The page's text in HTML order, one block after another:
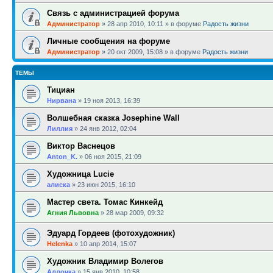
Связь с администрацией форума
Администратор » 28 апр 2010, 10:11 » в форуме Радость жизни
Личные сообщения на форуме
Администратор » 20 окт 2009, 15:08 » в форуме Радость жизни
ТЕМЫ
Тициан
Нирвана » 19 ноя 2013, 16:39
Волшебная сказка Josephine Wall
Лиллия » 24 янв 2012, 02:04
Виктор Васнецов
Anton_K. » 06 ноя 2015, 21:09
Художница Lucie
алиска » 23 июн 2015, 16:10
Мастер света. Томас Кинкейд
Агния Львовна » 28 мар 2009, 09:32
Эдуард Гордеев (фотохудожник)
Helenka » 10 апр 2014, 15:07
Художник Владимир Волегов